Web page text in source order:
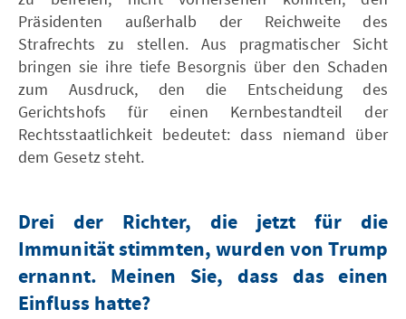
Präsidenten außerhalb der Reichweite des
Strafrechts zu stellen. Aus pragmatischer Sicht
bringen sie ihre tiefe Besorgnis über den Schaden
zum Ausdruck, den die Entscheidung des
Gerichtshofs für einen Kernbestandteil der
Rechtsstaatlichkeit bedeutet: dass niemand über
dem Gesetz steht.
Drei der Richter, die jetzt für die
Immunität stimmten, wurden von Trump
ernannt. Meinen Sie, dass das einen
Einfluss hatte?